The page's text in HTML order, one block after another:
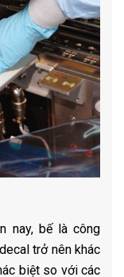
nay, bế là công
trở nên khác
biệt so với các